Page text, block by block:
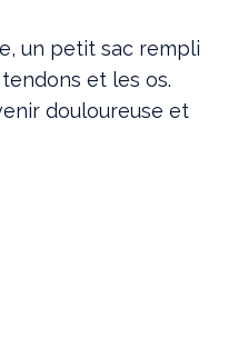
un petit sac rempli
et les os.
douloureuse et